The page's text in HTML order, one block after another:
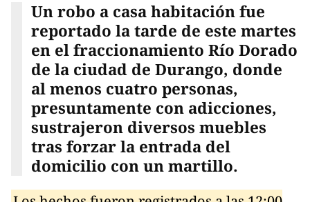
Un robo a casa habitación fue
reportado la tarde de este martes
en el fraccionamiento Río Dorado
de la ciudad de Durango, donde
al menos cuatro personas,
presuntamente con adicciones,
sustrajeron diversos muebles
tras forzar la entrada del
domicilio con un martillo.